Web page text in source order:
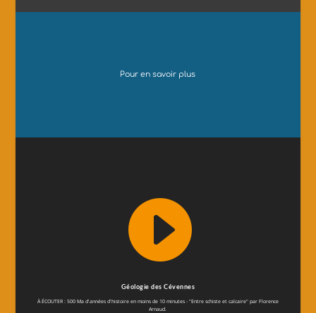
Pour en savoir plus

Géologie des Cévennes
À ÉCOUTER : 500 Ma d'années d'histoire en moins de 10 minutes - "Entre schiste et calcaire" par Florence
Arnaud.